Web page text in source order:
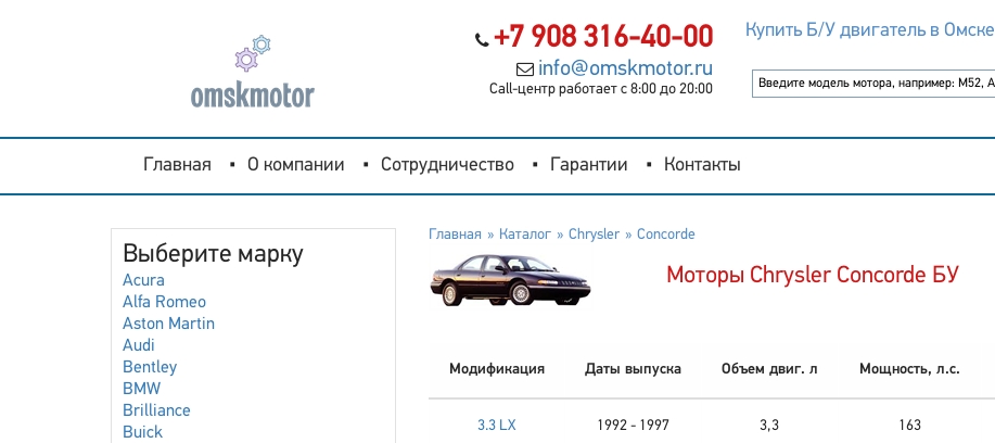
+7 908 316-40-00
info@omskmotor.ru
Call-центр работает с 8:00 до 20:00
Купить Б/У двигатель в Омске
Главная О компании Сотрудничество Гарантии Контакты
Выберите марку
Acura
Alfa Romeo
Aston Martin
Audi
Bentley
BMW
Brilliance
Buick
Главная Каталог Chrysler Concorde
Моторы Chrysler Concorde БУ
Модификация Даты выпуска Объем двиг. л Мощность, л.с.
3.3 LX 1992 - 1997 3,3 163